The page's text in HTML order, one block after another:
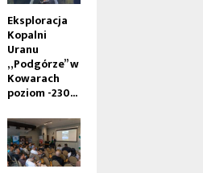
Eksploracja
Kopalni
Uranu
„Podgórze” w
Kowarach
poziom -230...